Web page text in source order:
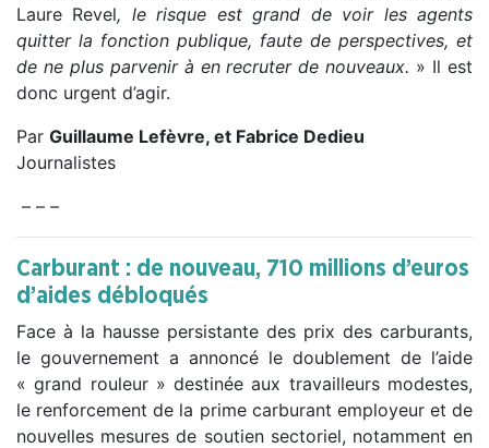
Laure Revel, le risque est grand de voir les agents
quitter la fonction publique, faute de perspectives, et
de ne plus parvenir à en recruter de nouveaux. » Il est
donc urgent d’agir.
Par Guillaume Lefèvre, et Fabrice Dedieu
Journalistes
– – –
Carburant : de nouveau, 710 millions d’euros
d’aides débloqués
Face à la hausse persistante des prix des carburants,
le gouvernement a annoncé le doublement de l’aide
« grand rouleur » destinée aux travailleurs modestes,
le renforcement de la prime carburant employeur et de
nouvelles mesures de soutien sectoriel, notamment en